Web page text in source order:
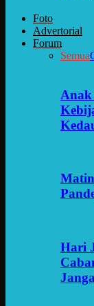
Foto
Advertorial
Forum
Semua
Anak
Hari